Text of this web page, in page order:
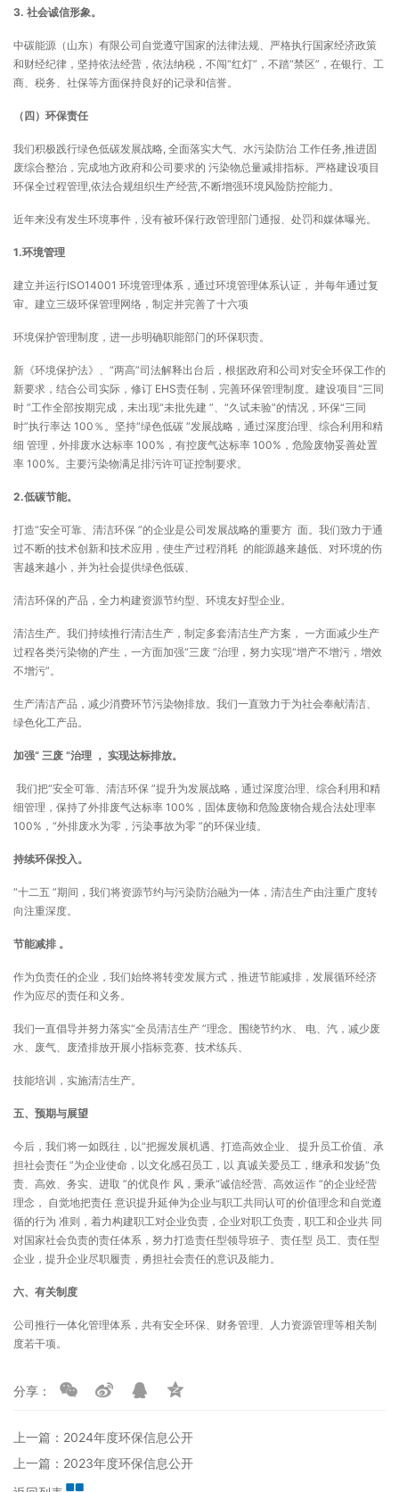
3. 社会诚信形象。
中碳能源（山东）有限公司自觉遵守国家的法律法规、严格执行国家经济政策
和财经纪律，坚持依法经营，依法纳税，不闯“红灯”，不踏“禁区”，在银行、工
商、税务、社保等方面保持良好的记录和信誉。
（四）环保责任
我们积极践行绿色低碳发展战略, 全面落实大气、水污染防治 工作任务,推进固
废综合整治，完成地方政府和公司要求的 污染物总量减排指标。严格建设项目
环保全过程管理,依法合规组织生产经营,不断增强环境风险防控能力。
近年来没有发生环境事件，没有被环保行政管理部门通报、处罚和媒体曝光。
1.环境管理
建立并运行ISO14001 环境管理体系，通过环境管理体系认证， 并每年通过复
审。建立三级环保管理网络，制定并完善了十六项
环境保护管理制度，进一步明确职能部门的环保职责。
新《环境保护法》、“两高”司法解释出台后，根据政府和公司对安全环保工作的
新要求，结合公司实际，修订 EHS责任制，完善环保管理制度。建设项目“三同
时 ”工作全部按期完成，未出现“未批先建 ”、“久试未验”的情况，环保“三同
时”执行率达 100％。坚持“绿色低碳 ”发展战略，通过深度治理、综合利用和精
细 管理，外排废水达标率 100%，有控废气达标率 100%，危险废物妥善处置
率 100%。主要污染物满足排污许可证控制要求。
2.低碳节能。
打造“安全可靠、清洁环保 ”的企业是公司发展战略的重要方 面。我们致力于通
过不断的技术创新和技术应用，使生产过程消耗 的能源越来越低、对环境的伤
害越来越小，并为社会提供绿色低碳、
清洁环保的产品，全力构建资源节约型、环境友好型企业。
清洁生产。我们持续推行清洁生产，制定多套清洁生产方案， 一方面减少生产
过程各类污染物的产生，一方面加强“三废 ”治理，努力实现“增产不增污，增效
不增污”。
生产清洁产品，减少消费环节污染物排放。我们一直致力于为社会奉献清洁、
绿色化工产品。
加强“ 三废 ”治理 ， 实现达标排放。
我们把“安全可靠、清洁环保 ”提升为发展战略，通过深度治理、综合利用和精
细管理，保持了外排废气达标率 100%，固体废物和危险废物合规合法处理率
100%，“外排废水为零，污染事故为零 ”的环保业绩。
持续环保投入。
“十二五 ”期间，我们将资源节约与污染防治融为一体，清洁生产由注重广度转
向注重深度。
节能减排 。
作为负责任的企业，我们始终将转变发展方式，推进节能减排，发展循环经济
作为应尽的责任和义务。
我们一直倡导并努力落实“全员清洁生产 ”理念。围绕节约水、 电、汽，减少废
水、废气、废渣排放开展小指标竞赛、技术练兵、
技能培训，实施清洁生产。
五、预期与展望
今后，我们将一如既往，以“把握发展机遇、打造高效企业、 提升员工价值、承
担社会责任 ”为企业使命，以文化感召员工，以 真诚关爱员工，继承和发扬“负
责、高效、务实、进取 ”的优良作 风，秉承“诚信经营、高效运作 ”的企业经营
理念， 自觉地把责任 意识提升延伸为企业与职工共同认可的价值理念和自觉遵
循的行为 准则，着力构建职工对企业负责，企业对职工负责，职工和企业共 同
对国家社会负责的责任体系，努力打造责任型领导班子、责任型 员工、责任型
企业，提升企业尽职履责，勇担社会责任的意识及能力。
六、有关制度
公司推行一体化管理体系，共有安全环保、财务管理、人力资源管理等相关制
度若干项。
分享：
上一篇：2024年度环保信息公开
上一篇：2023年度环保信息公开